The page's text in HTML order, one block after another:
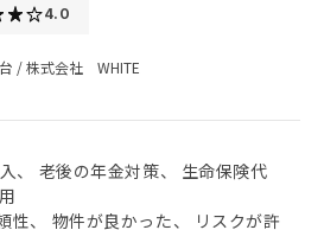
4.0
/株式会社 WHITE
、 老後の年金対策、 生命保険代
性、 物件が良かった、 リスクが許